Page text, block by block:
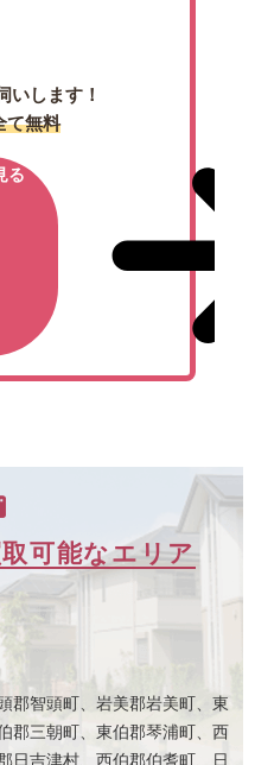
いします！
て無料
る
可能なエリア
郡智頭町、岩美郡岩美町、東
郡三朝町、東伯郡琴浦町、西
日吉津村、西伯郡伯耆町、日